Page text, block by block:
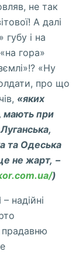
не так
А далі
і на
гора»
«Ну
про що
«яких
мають при
та Одеська
не жарт, –
)
надійні